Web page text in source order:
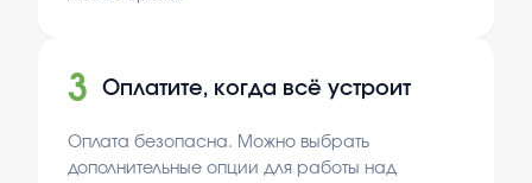
3 Оплатите, когда всё устроит
Оплата безопасна. Можно выбрать
дополнительные опции для работы над